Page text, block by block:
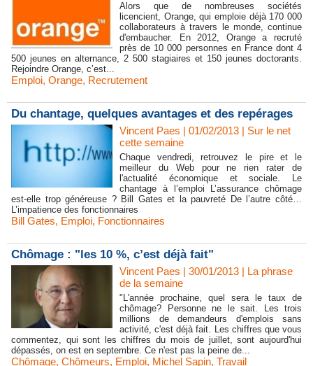
Alors que de nombreuses sociétés
licencient, Orange, qui emploie déjà 170 000
collaborateurs à travers le monde, continue
d'embaucher. En 2012, Orange a recruté
près de 10 000 personnes en France dont 4
500 jeunes en alternance, 2 500 stagiaires et 150 jeunes doctorants.
Rejoindre Orange, c’est...
Emploi, Orange, Recrutement
Du chantage, quelques avantages et des repérages
Vincent Paes | 01/02/2013 | Sur le net
cette semaine
Chaque vendredi, retrouvez le pire et le
meilleur du Web pour ne rien rater de
l'actualité économique et sociale. Le
chantage à l’emploi L’assurance chômage
est-elle trop généreuse ? Bill Gates et la pauvreté De l’autre côté…
L’impatience des fonctionnaires
Bill Gates, Emploi, Fonctionnaires
Chômage : "les 10 %, c’est déjà fait"
Vincent Paes | 30/01/2013 | La phrase
de la semaine
"L'année prochaine, quel sera le taux de
chômage? Personne ne le sait. Les trois
millions de demandeurs d'emplois sans
activité, c'est déjà fait. Les chiffres que vous
commentez, qui sont les chiffres du mois de juillet, sont aujourd'hui
dépassés, on est en septembre. Ce n'est pas la peine de...
Chômage, Chômeurs, Emploi, Michel Sapin, Travail